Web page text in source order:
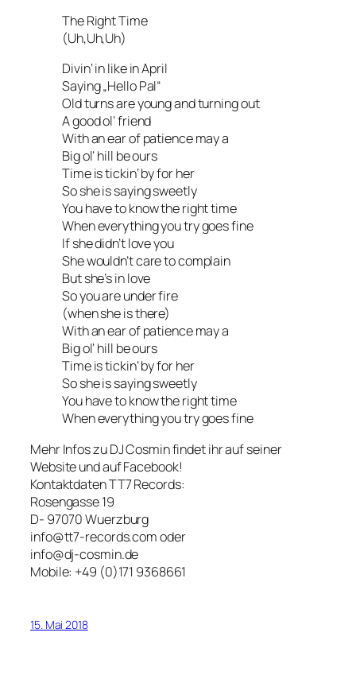
The Right Time
(Uh,Uh,Uh)
Divin‘ in like in April
Saying „Hello Pal“
Old turns are young and turning out
A good ol‘ friend
With an ear of patience may a
Big ol‘ hill be ours
Time is tickin‘ by for her
So she is saying sweetly
You have to know the right time
When everything you try goes fine
If she didn’t love you
She wouldn’t care to complain
But she’s in love
So you are under fire
(when she is there)
With an ear of patience may a
Big ol‘ hill be ours
Time is tickin‘ by for her
So she is saying sweetly
You have to know the right time
When everything you try goes fine
Mehr Infos zu DJ Cosmin findet ihr auf seiner
Website und auf Facebook!
Kontaktdaten TT7 Records:
Rosengasse 19
D- 97070 Wuerzburg
info@tt7-records.com oder
info@dj-cosmin.de
Mobile: +49 (0)171 9368661
15. Mai 2018